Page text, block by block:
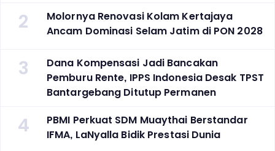
2
Molornya Renovasi Kolam Kertajaya
Ancam Dominasi Selam Jatim di PON 2028
3
Dana Kompensasi Jadi Bancakan
Pemburu Rente, IPPS Indonesia Desak TPST
Bantargebang Ditutup Permanen
4
PBMI Perkuat SDM Muaythai Berstandar
IFMA, LaNyalla Bidik Prestasi Dunia